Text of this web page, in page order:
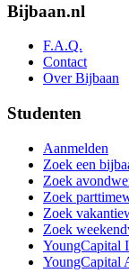
Bijbaan.nl
F.A.Q.
Contact
Over Bijbaan
Studenten
Aanmelden
Zoek een
Zoek
Zoek
Zoek
Zoek
YoungCapital
YoungCapital